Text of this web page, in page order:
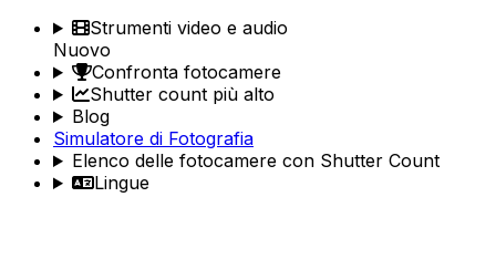
Strumenti video e audio
Nuovo
Confronta fotocamere
Shutter count più alto
Blog
Simulatore di Fotografia
Elenco delle fotocamere con Shutter Count
Lingue